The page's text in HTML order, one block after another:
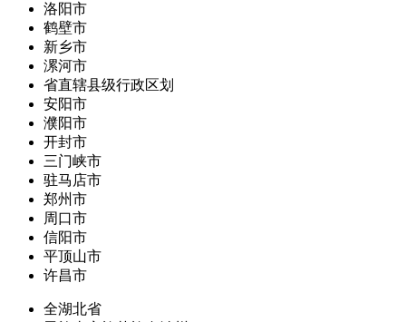
洛阳市
鹤壁市
新乡市
漯河市
省直辖县级行政区划
安阳市
濮阳市
开封市
三门峡市
驻马店市
郑州市
周口市
信阳市
平顶山市
许昌市
全湖北省